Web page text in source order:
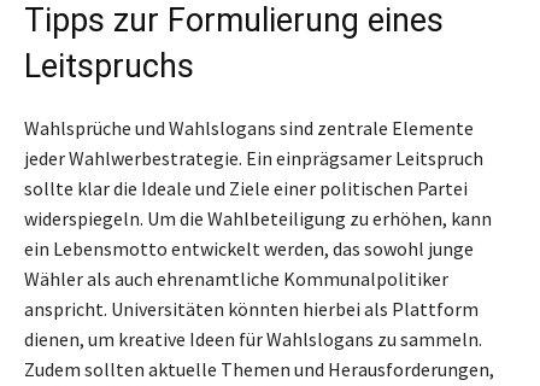
Tipps zur Formulierung eines
Leitspruchs
Wahlsprüche und Wahlslogans sind zentrale Elemente
jeder Wahlwerbestrategie. Ein einprägsamer Leitspruch
sollte klar die Ideale und Ziele einer politischen Partei
widerspiegeln. Um die Wahlbeteiligung zu erhöhen, kann
ein Lebensmotto entwickelt werden, das sowohl junge
Wähler als auch ehrenamtliche Kommunalpolitiker
anspricht. Universitäten könnten hierbei als Plattform
dienen, um kreative Ideen für Wahlslogans zu sammeln.
Zudem sollten aktuelle Themen und Herausforderungen,